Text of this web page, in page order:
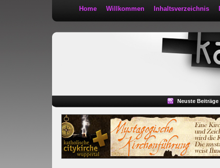
Home Willkommen Inhaltsverzeichnis
Neuste Beiträge